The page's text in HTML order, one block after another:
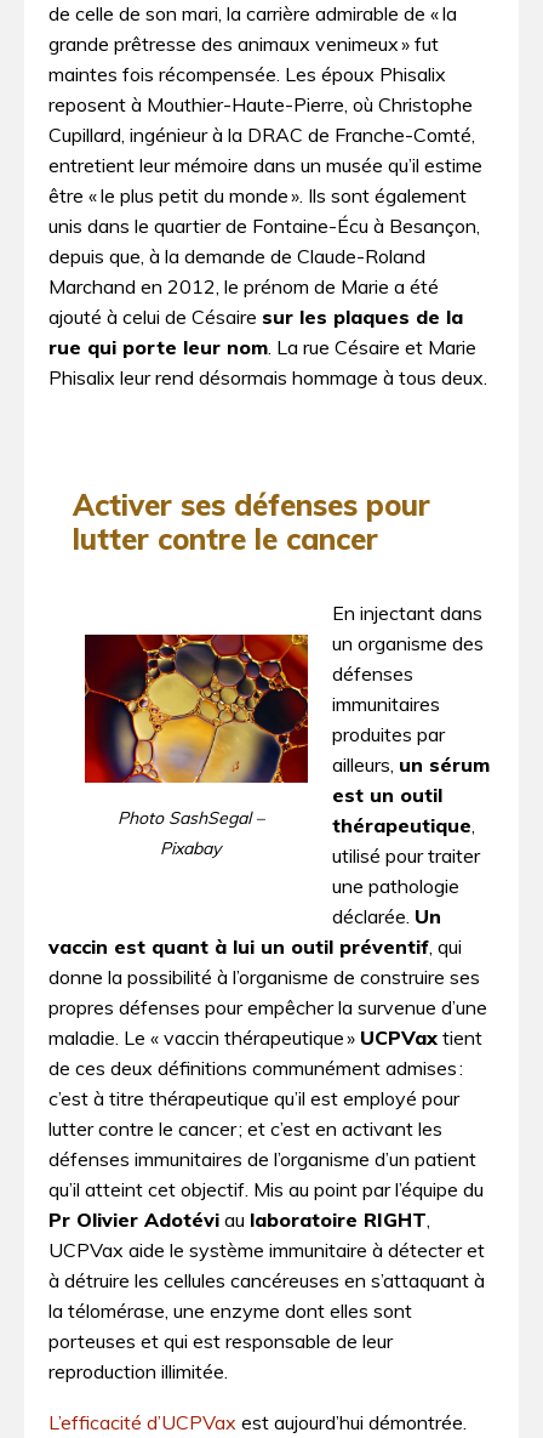
de celle de son mari, la carrière admirable de « la
grande prêtresse des animaux venimeux » fut
maintes fois récompensée. Les époux Phisalix
reposent à Mouthier-Haute-Pierre, où Christophe
Cupillard, ingénieur à la DRAC de Franche-Comté,
entretient leur mémoire dans un musée qu’il estime
être « le plus petit du monde ». Ils sont également
unis dans le quartier de Fontaine-Écu à Besançon,
depuis que, à la demande de Claude-Roland
Marchand en 2012, le prénom de Marie a été
ajouté à celui de Césaire sur les plaques de la
rue qui porte leur nom. La rue Césaire et Marie
Phisalix leur rend désormais hommage à tous deux.
Activer ses défenses pour
lutter contre le cancer
Photo SashSegal –
Pixabay
En injectant dans
un organisme des
défenses
immunitaires
produites par
ailleurs, un sérum
est un outil
thérapeutique
utilisé pour traiter
une pathologie
déclarée. Un
vaccin est quant à lui un outil préventif , qui
donne la possibilité à l’organisme de construire ses
propres défenses pour empêcher la survenue d’une
maladie. Le « vaccin thérapeutique » UCPVax tient
de ces deux définitions communément admises :
c’est à titre thérapeutique qu’il est employé pour
lutter contre le cancer ; et c’est en activant les
défenses immunitaires de l’organisme d’un patient
qu’il atteint cet objectif. Mis au point par l’équipe du
Pr Olivier Adotévi au laboratoire RIGHT
UCPVax aide le système immunitaire à détecter et
à détruire les cellules cancéreuses en s’attaquant à
la télomérase, une enzyme dont elles sont
porteuses et qui est responsable de leur
reproduction illimitée.
L’efficacité d’UCPVax est aujourd’hui démontrée.